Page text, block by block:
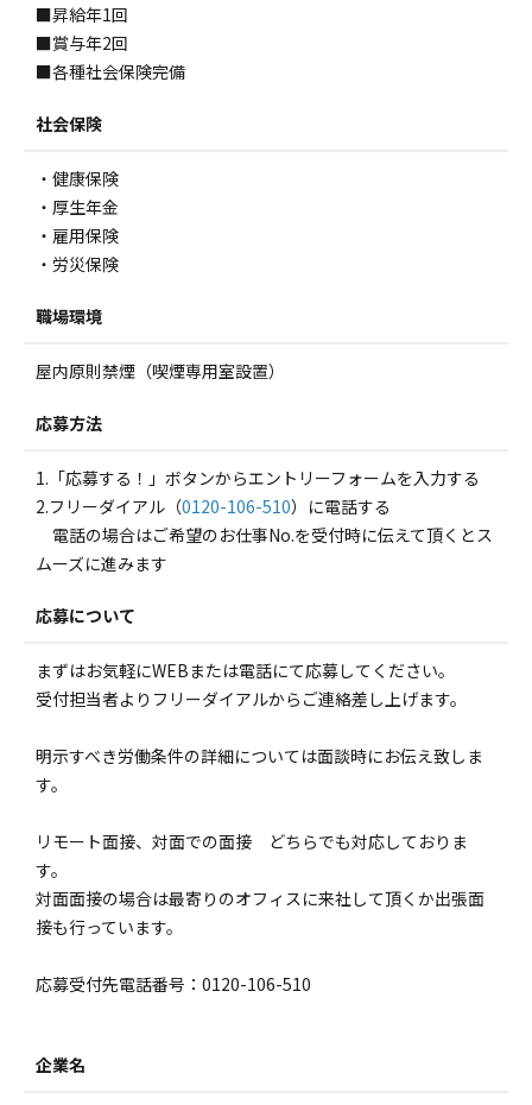
■昇給年1回
■賞与年2回
■各種社会保険完備
社会保険
・健康保険
・厚生年金
・雇用保険
・労災保険
職場環境
屋内原則禁煙（喫煙専用室設置）
応募方法
1.「応募する！」ボタンからエントリーフォームを入力する
2.フリーダイアル（0120-106-510）に電話する
電話の場合はご希望のお仕事No.を受付時に伝えて頂くとス
ムーズに進みます
応募について
まずはお気軽にWEBまたは電話にて応募してください。
受付担当者よりフリーダイアルからご連絡差し上げます。
明示すべき労働条件の詳細については面談時にお伝え致しま
す。
リモート面接、対面での面接 どちらでも対応しておりま
す。
対面面接の場合は最寄りのオフィスに来社して頂くか出張面
接も行っています。
応募受付先電話番号：0120-106-510
企業名